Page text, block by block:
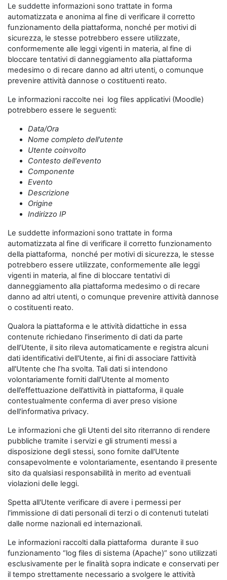
Le suddette informazioni sono trattate in forma
automatizzata e anonima al fine di verificare il corretto
funzionamento della piattaforma, nonché per motivi di
sicurezza, le stesse potrebbero essere utilizzate,
conformemente alle leggi vigenti in materia, al fine di
bloccare tentativi di danneggiamento alla piattaforma
medesimo o di recare danno ad altri utenti, o comunque
prevenire attività dannose o costituenti reato.
Le informazioni raccolte nei log files applicativi (Moodle)
potrebbero essere le seguenti:
Data/Ora
Nome completo dell'utente
Utente coinvolto
Contesto dell'evento
Componente
Evento
Descrizione
Origine
Indirizzo IP
Le suddette informazioni sono trattate in forma
automatizzata al fine di verificare il corretto funzionamento
della piattaforma, nonché per motivi di sicurezza, le stesse
potrebbero essere utilizzate, conformemente alle leggi
vigenti in materia, al fine di bloccare tentativi di
danneggiamento alla piattaforma medesimo o di recare
danno ad altri utenti, o comunque prevenire attività dannose
o costituenti reato.
Qualora la piattaforma e le attività didattiche in essa
contenute richiedano l'inserimento di dati da parte
dell’Utente, il sito rileva automaticamente e registra alcuni
dati identificativi dell'Utente, ai fini di associare l’attività
all'Utente che l’ha svolta. Tali dati si intendono
volontariamente forniti dall'Utente al momento
dell’effettuazione dell’attività in piattaforma, il quale
contestualmente conferma di aver preso visione
dell'informativa privacy.
Le informazioni che gli Utenti del sito riterranno di rendere
pubbliche tramite i servizi e gli strumenti messi a
disposizione degli stessi, sono fornite dall'Utente
consapevolmente e volontariamente, esentando il presente
sito da qualsiasi responsabilità in merito ad eventuali
violazioni delle leggi.
Spetta all'Utente verificare di avere i permessi per
l'immissione di dati personali di terzi o di contenuti tutelati
dalle norme nazionali ed internazionali.
Le informazioni raccolti dalla piattaforma durante il suo
funzionamento “log files di sistema (Apache)” sono utilizzati
esclusivamente per le finalità sopra indicate e conservati per
il tempo strettamente necessario a svolgere le attività